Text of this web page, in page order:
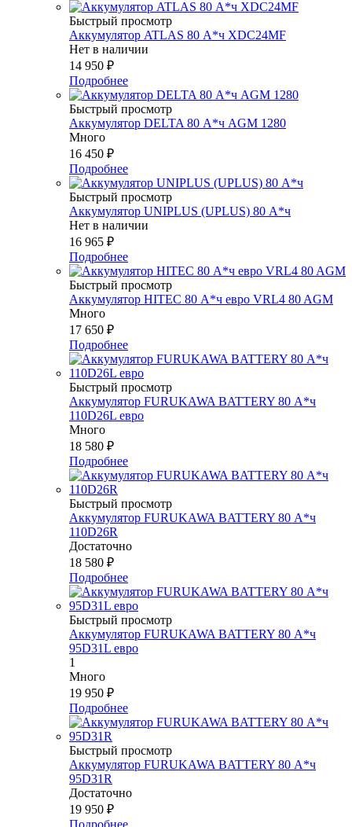
Быстрый просмотр
Аккумулятор ATLAS 80 А*ч XDC24MF
Нет в наличии
14 950 ₽
Подробнее
Быстрый просмотр
Аккумулятор DELTA 80 А*ч AGM 1280
Много
16 450 ₽
Подробнее
Быстрый просмотр
Аккумулятор UNIPLUS (UPLUS) 80 А*ч
Нет в наличии
16 965 ₽
Подробнее
Быстрый просмотр
Аккумулятор HITEC 80 А*ч евро VRL4 80 AGM
Много
17 650 ₽
Подробнее
Быстрый просмотр
Аккумулятор FURUKAWA BATTERY 80 А*ч
110D26L евро
Много
18 580 ₽
Подробнее
Быстрый просмотр
Аккумулятор FURUKAWA BATTERY 80 А*ч
110D26R
Достаточно
18 580 ₽
Подробнее
Быстрый просмотр
Аккумулятор FURUKAWA BATTERY 80 А*ч
95D31L евро
1
Много
19 950 ₽
Подробнее
Быстрый просмотр
Аккумулятор FURUKAWA BATTERY 80 А*ч
95D31R
Достаточно
19 950 ₽
Подробнее